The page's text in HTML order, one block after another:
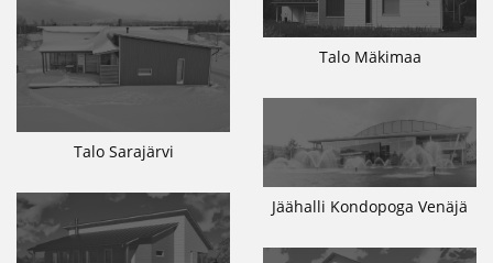
Talo Mäkimaa
Talo Sarajärvi
Jäähalli Kondopoga Venäjä